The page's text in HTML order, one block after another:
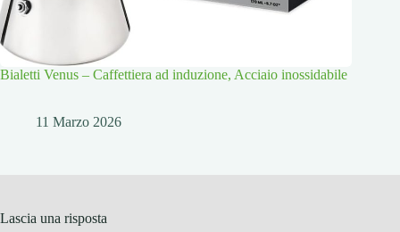
Bialetti Venus – Caffettiera ad induzione, Acciaio inossidabile
11 Marzo 2026
Lascia una risposta